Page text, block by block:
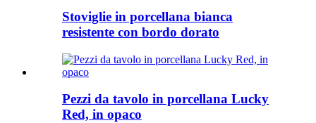
Stoviglie in porcellana bianca
resistente con bordo dorato
Pezzi da tavolo in porcellana Lucky
Red, in opaco